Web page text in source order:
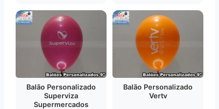
Balão Personalizado
Superviza
Supermercados
Balão Personalizado
Vertv